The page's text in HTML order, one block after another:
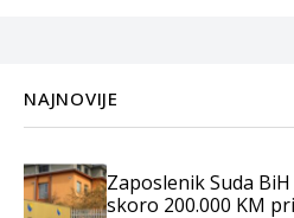
NAJNOVIJE
Zaposlenik Suda
skoro 200.000 KM